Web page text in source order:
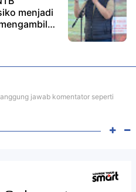
menjadi
jawab komentator seperti